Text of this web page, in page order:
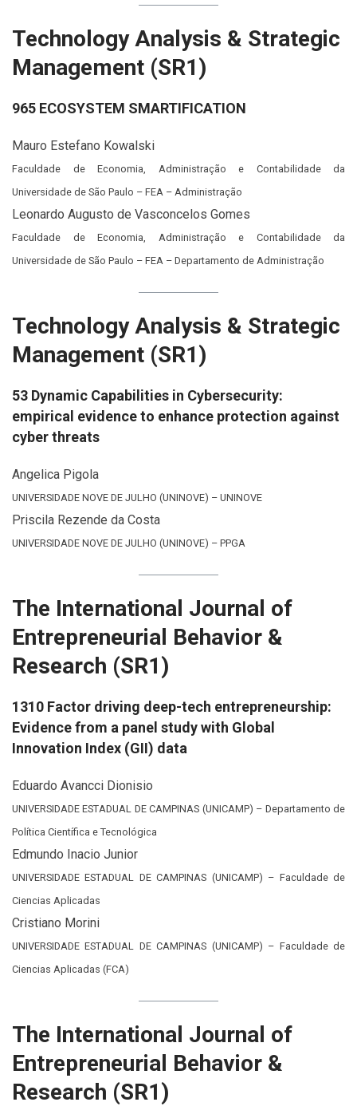
Technology Analysis & Strategic
Management (SR1)
965 ECOSYSTEM SMARTIFICATION
Mauro Estefano Kowalski
Faculdade de Economia, Administração e Contabilidade da
Universidade de São Paulo – FEA – Administração
Leonardo Augusto de Vasconcelos Gomes
Faculdade de Economia, Administração e Contabilidade da
Universidade de São Paulo – FEA – Departamento de Administração
Technology Analysis & Strategic
Management (SR1)
53 Dynamic Capabilities in Cybersecurity:
empirical evidence to enhance protection against
cyber threats
Angelica Pigola
UNIVERSIDADE NOVE DE JULHO (UNINOVE) – UNINOVE
Priscila Rezende da Costa
UNIVERSIDADE NOVE DE JULHO (UNINOVE) – PPGA
The International Journal of
Entrepreneurial Behavior &
Research (SR1)
1310 Factor driving deep-tech entrepreneurship:
Evidence from a panel study with Global
Innovation Index (GII) data
Eduardo Avancci Dionisio
UNIVERSIDADE ESTADUAL DE CAMPINAS (UNICAMP) – Departamento de
Política Científica e Tecnológica
Edmundo Inacio Junior
UNIVERSIDADE ESTADUAL DE CAMPINAS (UNICAMP) – Faculdade de
Ciencias Aplicadas
Cristiano Morini
UNIVERSIDADE ESTADUAL DE CAMPINAS (UNICAMP) – Faculdade de
Ciencias Aplicadas (FCA)
The International Journal of
Entrepreneurial Behavior &
Research (SR1)